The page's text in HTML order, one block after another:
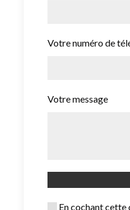
Votre numéro de
Votre message
En cochant cette